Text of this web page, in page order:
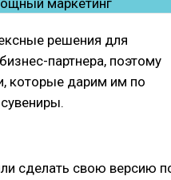
решения для
партнера, поэтому
которые дарим им по
сделать свою версию